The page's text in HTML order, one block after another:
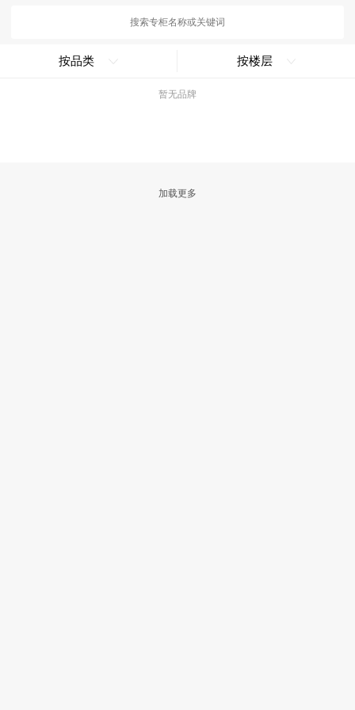
按品类 按楼层
暂无品牌
加载更多